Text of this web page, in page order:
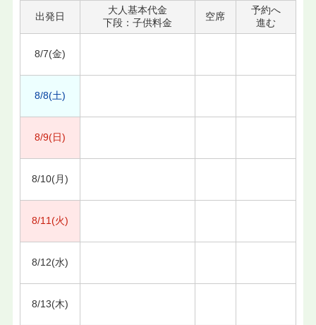
出発日
大人基本代金
下段：子供料金
空席
予約へ
進む
8/7(金)
8/8(土)
8/9(日)
8/10(月)
8/11(火)
8/12(水)
8/13(木)